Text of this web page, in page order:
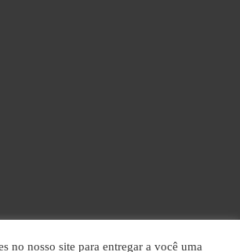
no nosso site para entregar a você uma